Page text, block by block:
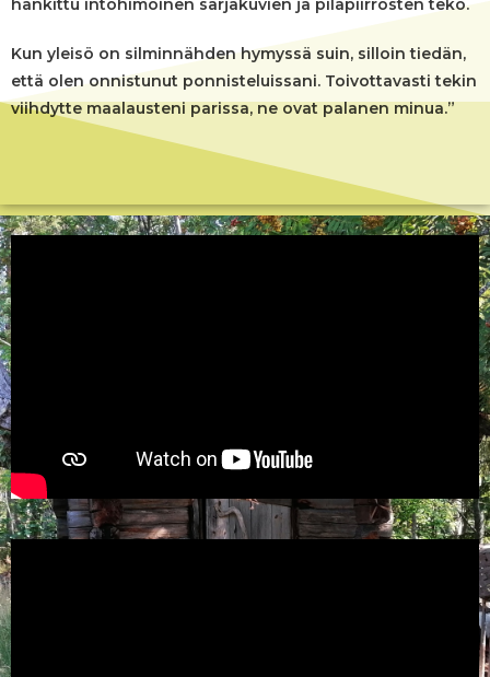
Kun yleisö on silminnähden hymyssä suin, silloin tiedän,
että olen onnistunut ponnisteluissani. Toivottavasti tekin
viihdytte maalausteni parissa, ne ovat palanen minua.”